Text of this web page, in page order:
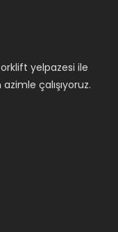
yelpazesi ile
çalışıyoruz.